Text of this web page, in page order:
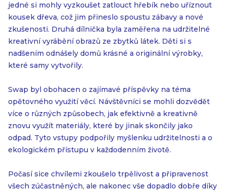
jedné si mohly vyzkoušet zatlouct hřebík nebo uříznout
kousek dřeva, což jim přineslo spoustu zábavy a nové
zkušenosti. Druhá dílnička byla zaměřena na udržitelné
kreativní vyrábění obrazů ze zbytků látek. Děti si s
nadšením odnášely domů krásné a originální výrobky,
které samy vytvořily.
Swap byl obohacen o zajímavé příspěvky na téma
opětovného využití věcí. Návštěvníci se mohli dozvědět
více o různých způsobech, jak efektivně a kreativně
znovu využít materiály, které by jinak skončily jako
odpad. Tyto vstupy podpořily myšlenku udržitelnosti a o
ekologickém přístupu v každodenním životě.
Počasí sice chvílemi zkoušelo trpělivost a připravenost
všech zúčastněných, ale nakonec vše dopadlo dobře díky